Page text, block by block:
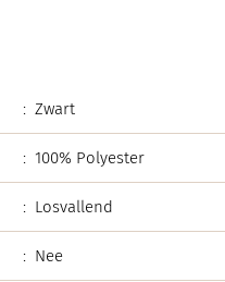
: Zwart
: 100% Polyester
: Losvallend
: Nee